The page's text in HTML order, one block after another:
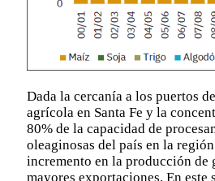
Dada la cercanía a los puertos
agrícola en Santa Fe y la
80% de la capacidad de
oleaginosas del país en la
incremento en la producción de
mayores exportaciones. En este